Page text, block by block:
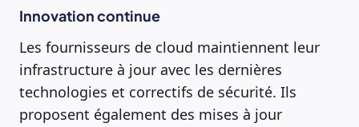
Innovation continue
Les fournisseurs de cloud maintiennent leur
infrastructure à jour avec les dernières
technologies et correctifs de sécurité. Ils
proposent également des mises à jour